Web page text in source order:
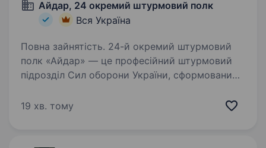
Айдар, 24 окремий штурмовий полк
Вся Україна
Повна зайнятість. 24-й окремий штурмовий
полк «Айдар» — це професійний штурмовий
підрозділ Сил оборони України, сформований
брав участь у найгарячіших боях на сході
19 хв. тому